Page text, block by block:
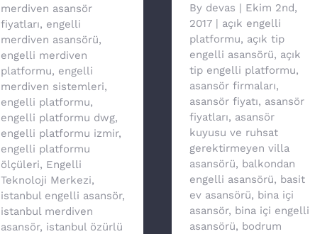
merdiven asansör
fiyatları, engelli
merdiven asansörü,
engelli merdiven
platformu, engelli
merdiven sistemleri,
engelli platformu,
engelli platformu dwg,
engelli platformu izmir,
engelli platformu
ölçüleri, Engelli
Teknoloji Merkezi,
istanbul engelli asansör,
istanbul merdiven
asansör, istanbul özürlü
By devas | Ekim 2nd,
2017 | açık engelli
platformu, açık tip
engelli asansörü, açık
tip engelli platformu,
asansör firmaları,
asansör fiyatı, asansör
fiyatları, asansör
kuyusu ve ruhsat
gerektirmeyen villa
asansörü, balkondan
engelli asansörü, basit
ev asansörü, bina içi
asansör, bina içi engelli
asansörü, bodrum